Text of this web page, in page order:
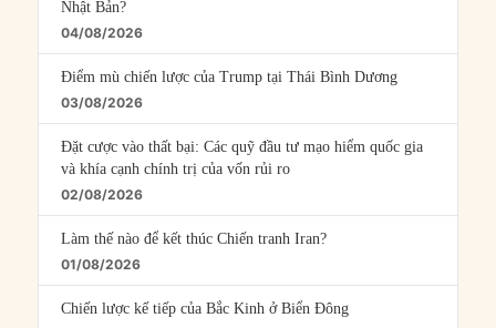
Nhật Bản?
04/08/2026
Điểm mù chiến lược của Trump tại Thái Bình Dương
03/08/2026
Đặt cược vào thất bại: Các quỹ đầu tư mạo hiểm quốc gia
và khía cạnh chính trị của vốn rủi ro
02/08/2026
Làm thế nào để kết thúc Chiến tranh Iran?
01/08/2026
Chiến lược kế tiếp của Bắc Kinh ở Biển Đông